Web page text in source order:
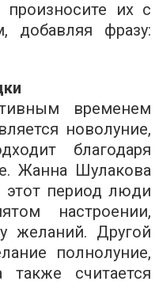
их с
добавляя фразу:
временем
новолуние,
благодаря
Жанна Шулакова
этот период люди
настроении,
желаний. Другой
полнолуние,
считается